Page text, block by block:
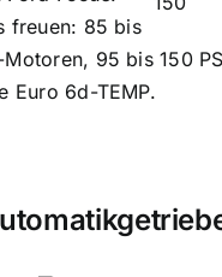
freuen: 85 bis
Motoren, 95 bis 150
Euro 6d-TEMP.